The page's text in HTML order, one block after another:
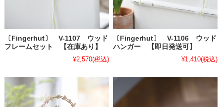
〔Fingerhut〕 V-1107 ウッド
フレームセット 【在庫あり】
¥2,570(税込)
〔Fingerhut〕 V-1106 ウッド
ハンガー 【即日発送可】
¥1,410(税込)